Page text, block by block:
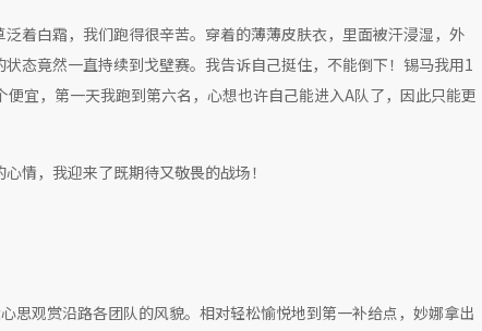
着白霜，我们跑得很辛苦。穿着的薄薄皮肤衣，里面被汗浸湿，外
态竟然一直持续到戈壁赛。我告诉自己挺住，不能倒下！锡马我用1
宜，第一天我跑到第六名，心想也许自己能进入A队了，因此只能更
情，我迎来了既期待又敬畏的战场！
思观赏沿路各团队的风貌。相对轻松愉悦地到第一补给点，妙娜拿出